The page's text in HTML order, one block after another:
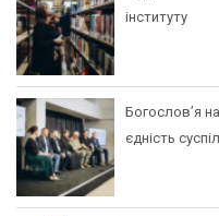
інституту
Богослов’я
єдність